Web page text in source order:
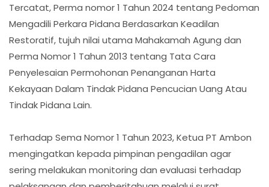
Tercatat, Perma nomor 1 Tahun 2024 tentang Pedoman
Mengadili Perkara Pidana Berdasarkan Keadilan
Restoratif, tujuh nilai utama Mahakamah Agung dan
Perma Nomor 1 Tahun 2013 tentang Tata Cara
Penyelesaian Permohonan Penanganan Harta
Kekayaan Dalam Tindak Pidana Pencucian Uang Atau
Tindak Pidana Lain.
Terhadap Sema Nomor 1 Tahun 2023, Ketua PT Ambon
mengingatkan kepada pimpinan pengadilan agar
sering melakukan monitoring dan evaluasi terhadap